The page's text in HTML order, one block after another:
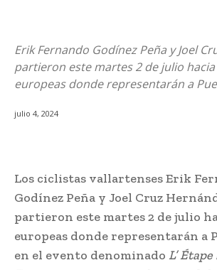
Erik Fernando Godínez Peña y Joel
partieron este martes 2 de julio
europeas donde representarán a
julio 4, 2024
Los ciclistas vallartenses Erik
Godínez Peña y Joel Cruz
partieron este martes 2 de julio
europeas donde representarán a
en el evento denominado L’Étape